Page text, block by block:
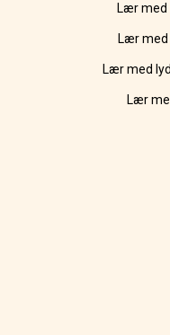
Lær med
Lær med
Lær med
Lær